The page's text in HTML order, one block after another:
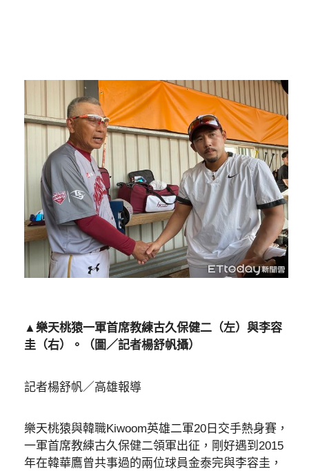
▲樂天桃猿一軍首席教練古久保健二（左）與李容
圭（右）。（圖／記者楊舒帆攝）
記者楊舒帆／高雄報導
樂天桃猿與韓職Kiwoom英雄二軍20日交手熱身賽，
一軍首席教練古久保健二領軍出征，剛好遇到2015
年在韓華鷹曾共事過的兩位球員金泰完與李容圭，